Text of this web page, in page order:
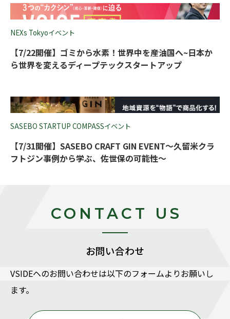
NEXs Tokyoイベント
【7/22開催】ゴミから水素！世界中を産油国へ~日本か
ら世界を変えるディープテックスタートアップ
SASEBO STARTUP COMPASSイベント
【7/31開催】SASEBO CRAFT GIN EVENT～久留米クラ
フトジン事例から学ぶ、佐世保の可能性～
CONTACT US
お問い合わせ
VSIDEヘのお問い合わせは以下のフォームよりお願いし
ます。